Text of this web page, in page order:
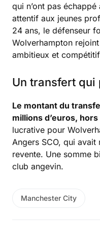
qui n’ont pas
attentif aux jeunes
24 ans, le défenseur
Wolverhampton
ambitieux et
Un transfert qui
Le montant du
millions d’euros,
lucrative pour
Angers SCO, qui
revente. Une somme
club angevin.
Manchester City